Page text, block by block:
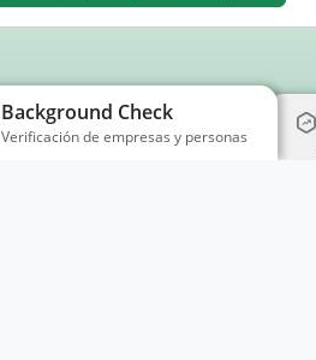
Background Check
Verificación de empresas y personas